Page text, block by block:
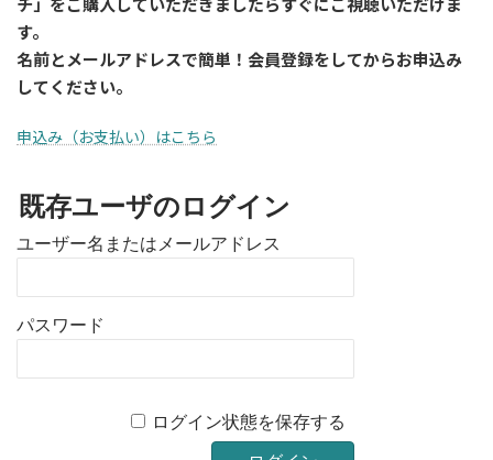
す。
名前とメールアドレスで簡単！会員登録をしてからお申込み
してください。
申込み（お支払い）はこちら
既存ユーザのログイン
ユーザー名またはメールアドレス
パスワード
ログイン状態を保存する